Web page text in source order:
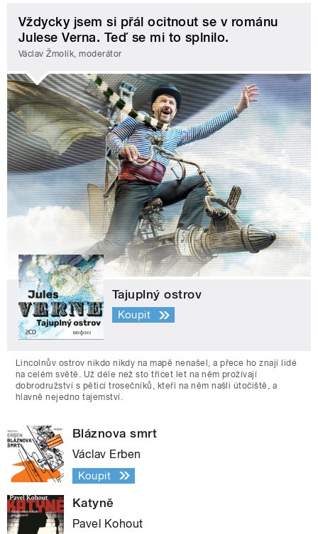
Vždycky jsem si přál ocitnout se v románu
Julese Verna. Teď se mi to splnilo.
Václav Žmolík, moderátor
Tajuplný ostrov
Koupit
Lincolnův ostrov nikdo nikdy na mapě nenašel, a přece ho znají lidé
na celém světě. Už déle než sto třicet let na něm prožívají
dobrodružství s pěticí trosečníků, kteří na něm našli útočiště, a
hlavně nejedno tajemství.
Bláznova smrt
Václav Erben
Koupit
Katyně
Pavel Kohout